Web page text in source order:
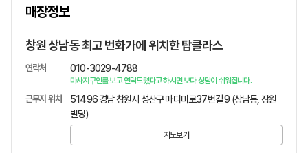
매장정보
창원 상남동 최고 번화가에 위치한 탑클라스
연락처 010-3029-4788
마사지구인를 보고 연락드렸다고 하시면 보다 상담이 쉬워집니다.
근무지 위치
51496 경남 창원시 성산구 마디미로37번길 9 (상남동, 장원
빌딩)
지도보기